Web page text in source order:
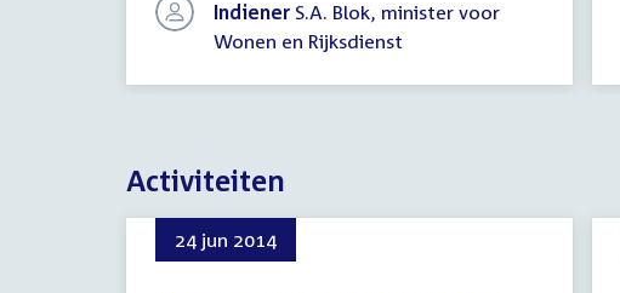
Indiener S.A. Blok, minister voor
Wonen en Rijksdienst
Activiteiten
24 jun 2014